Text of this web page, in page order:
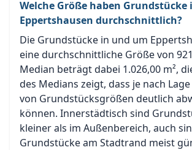
Welche Größe haben Grundstücke
Eppertshausen durchschnittlich?
Die Grundstücke in und um
eine durchschnittliche Größe von
Median beträgt dabei 1.026,00 m²,
des Medians zeigt, dass je nach
von Grundstücksgrößen deutlich
können. Innerstädtisch sind
kleiner als im Außenbereich, auch
Grundstücke am Stadtrand meist